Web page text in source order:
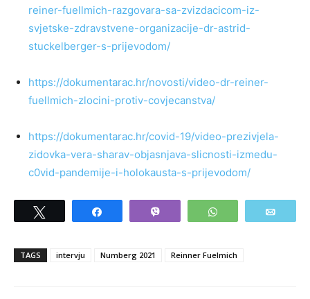
reiner-fuellmich-razgovara-sa-zvizdacicom-iz-
svjetske-zdravstvene-organizacije-dr-astrid-
stuckelberger-s-prijevodom/
https://dokumentarac.hr/novosti/video-dr-reiner-
fuellmich-zlocini-protiv-covjecanstva/
https://dokumentarac.hr/covid-19/video-prezivjela-
zidovka-vera-sharav-objasnjava-slicnosti-izmedu-
c0vid-pandemije-i-holokausta-s-prijevodom/
WhatsApp
TAGS intervju Numberg 2021 Reinner Fuelmich